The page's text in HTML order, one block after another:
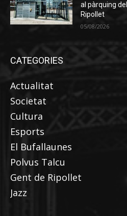
al pàrquing
Ripollet
05/08/2026
CATEGORIES
Actualitat
Societat
Cultura
Esports
El Bufallaunes
Polvus Talcu
Gent de Ripollet
Jazz